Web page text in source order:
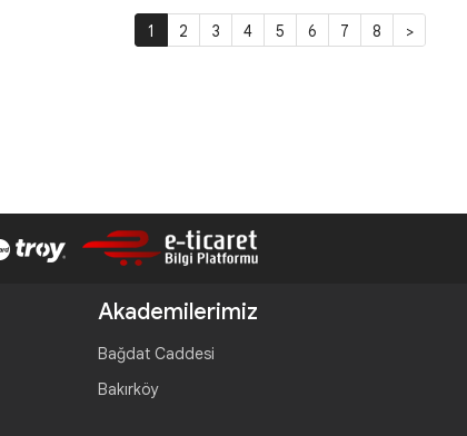
1 2 3 4 5 6 7 8 >
Akademilerimiz
Bağdat Caddesi
Bakırköy